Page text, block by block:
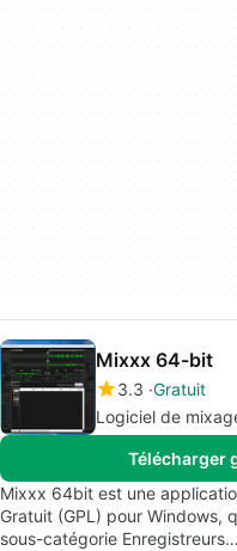
Mixxx 64-bit
3.3 Gratuit
Logiciel de
Télécharger
Mixxx 64bit est une
Gratuit (GPL) pour Windows,
sous-catégorie Enregistreurs…